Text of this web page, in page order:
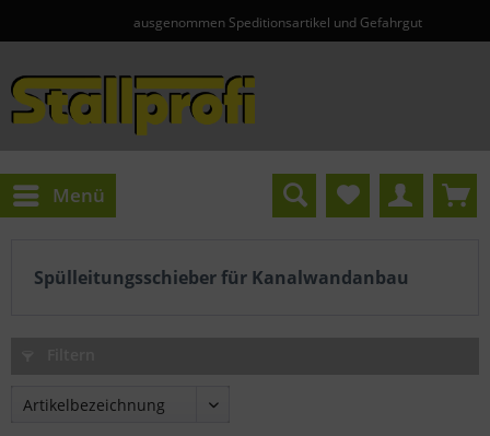
ausgenommen Speditionsartikel und Gefahrgut
Menü
Spülleitungsschieber für Kanalwandanbau